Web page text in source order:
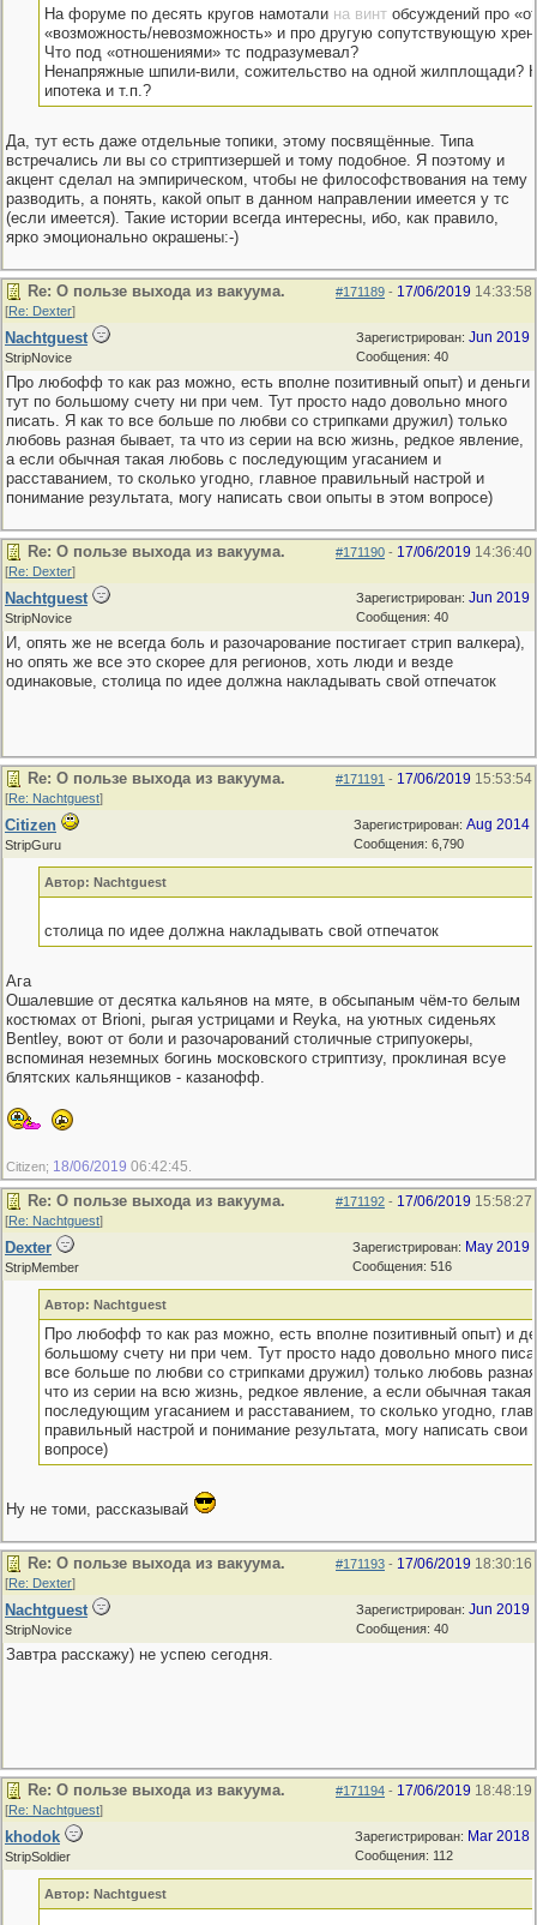
На форуме по десять кругов намотали на винтобсуждений про
«возможность/невозможность» и про другую сопутствующую
Что под «отношениями» тс подразумевал?
Ненапряжные шпили-вили, сожительство на одной жилплощади?
ипотека и т.п.?
Да, тут есть даже отдельные топики, этому посвящённые. Типа
встречались ли вы со стриптизершей и тому подобное. Я поэтому и
акцент сделал на эмпирическом, чтобы не философствования на тему
разводить, а понять, какой опыт в данном направлении имеется у тс
(если имеется). Такие истории всегда интересны, ибо, как правило,
ярко эмоционально окрашены:-)
#171189 - 17/06/2019 14:33:58
Re: О пользе выхода из вакуума.
[Re: Dexter]
Зарегистрирован: Jun 2019
Сообщения: 40
Nachtguest
StripNovice
Про любофф то как раз можно, есть вполне позитивный опыт) и деньги
тут по большому счету ни при чем. Тут просто надо довольно много
писать. Я как то все больше по любви со стрипками дружил) только
любовь разная бывает, та что из серии на всю жизнь, редкое явление,
а если обычная такая любовь с последующим угасанием и
расставанием, то сколько угодно, главное правильный настрой и
понимание результата, могу написать свои опыты в этом вопросе)
#171190 - 17/06/2019 14:36:40
Re: О пользе выхода из вакуума.
[Re: Dexter]
Зарегистрирован: Jun 2019
Сообщения: 40
Nachtguest
StripNovice
И, опять же не всегда боль и разочарование постигает стрип валкера),
но опять же все это скорее для регионов, хоть люди и везде
одинаковые, столица по идее должна накладывать свой отпечаток
#171191 - 17/06/2019 15:53:54
Re: О пользе выхода из вакуума.
[Re: Nachtguest]
Зарегистрирован: Aug 2014
Сообщения: 6,790
Citizen
StripGuru
Автор: Nachtguest
столица по идее должна накладывать свой отпечаток
Ага
Ошалевшие от десятка кальянов на мяте, в обсыпаным чём-то белым
костюмах от Brioni, рыгая устрицами и Reyka, на уютных сиденьях
Bentlеy, воют от боли и разочарований столичные стрипуокеры,
вспоминая неземных богинь московского стриптизу, проклиная всуе
блятских кальянщиков - казанофф.
Citizen; 18/06/2019 06:42:45
#171192 - 17/06/2019 15:58:27
Re: О пользе выхода из вакуума.
[Re: Nachtguest]
Зарегистрирован: May 2019
Сообщения: 516
Dexter
StripMember
Автор: Nachtguest
Про любофф то как раз можно, есть вполне позитивный опыт) и
большому счету ни при чем. Тут просто надо довольно много
все больше по любви со стрипками дружил) только любовь
что из серии на всю жизнь, редкое явление, а если обычная
последующим угасанием и расставанием, то сколько угодно,
правильный настрой и понимание результата, могу написать свои
вопросе)
Ну не томи, рассказывай
#171193 - 17/06/2019 18:30:16
Re: О пользе выхода из вакуума.
[Re: Dexter]
Зарегистрирован: Jun 2019
Сообщения: 40
Nachtguest
StripNovice
Завтра расскажу) не успею сегодня.
#171194 - 17/06/2019 18:48:19
Re: О пользе выхода из вакуума.
[Re: Nachtguest]
Зарегистрирован: Mar 2018
Сообщения: 112
khodok
StripSoldier
Автор: Nachtguest